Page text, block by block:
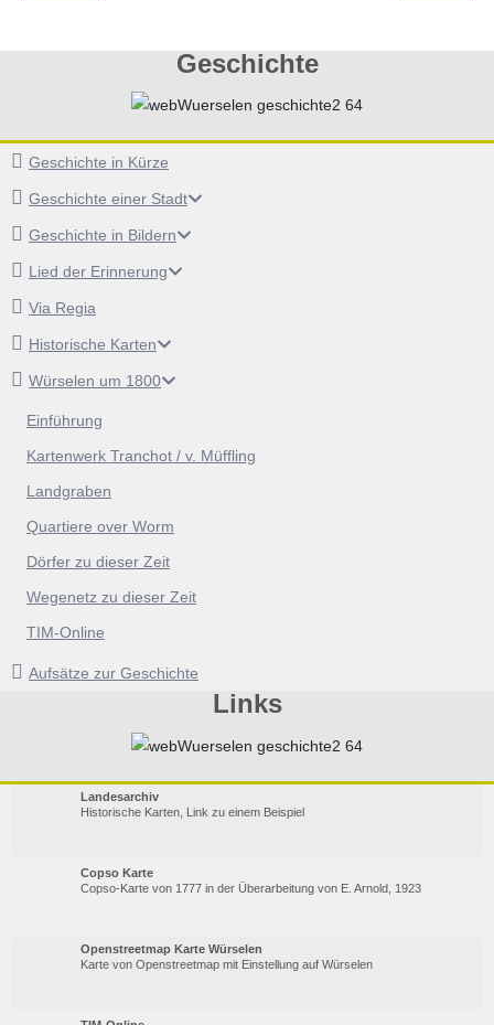
Geschichte
Geschichte in Kürze
Geschichte einer Stadt
Geschichte in Bildern
Lied der Erinnerung
Via Regia
Historische Karten
Würselen um 1800
Einführung
Kartenwerk Tranchot / v. Müffling
Landgraben
Quartiere over Worm
Dörfer zu dieser Zeit
Wegenetz zu dieser Zeit
TIM-Online
Aufsätze zur Geschichte
Links
Landesarchiv
Historische Karten, Link zu einem Beispiel
Copso Karte
Copso-Karte von 1777 in der Überarbeitung von E. Arnold, 1923
Openstreetmap Karte Würselen
Karte von Openstreetmap mit Einstellung auf Würselen